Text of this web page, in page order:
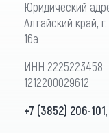
Юридический
Алтайский край,
16а
ИНН
1212200029612
+7 (3852) 206-101,